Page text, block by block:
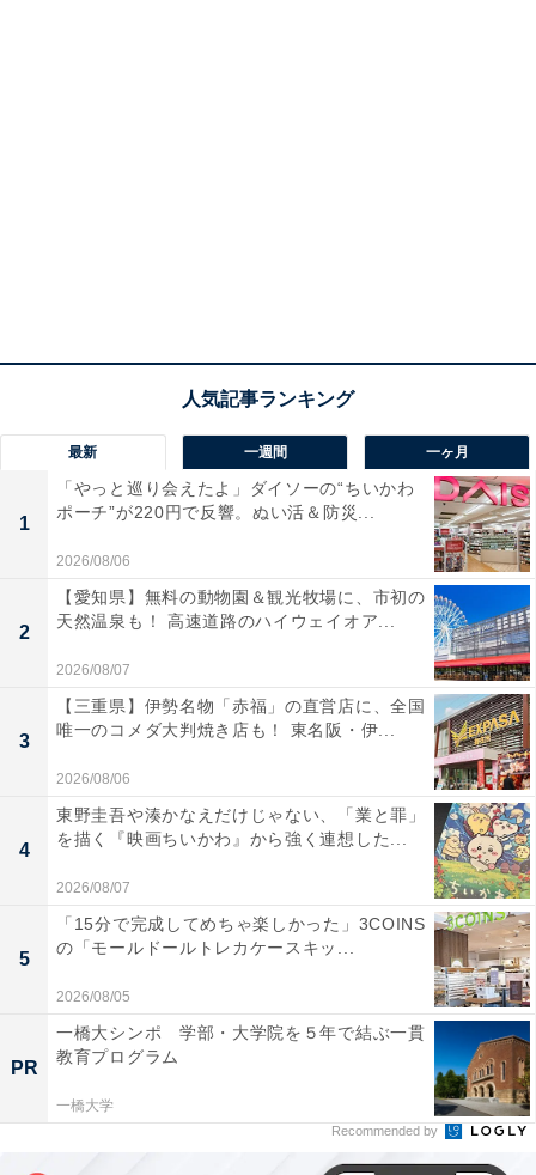
最新 一週間 一ヶ月
1
「やっと巡り会えたよ」ダイソーの“ちいかわ
ポーチ”が220円で反響。ぬい活＆防災...
2026/08/06
2
【愛知県】無料の動物園＆観光牧場に、市初の
天然温泉も！ 高速道路のハイウェイオア...
2026/08/07
3
【三重県】伊勢名物「赤福」の直営店に、全国
唯一のコメダ大判焼き店も！ 東名阪・伊...
2026/08/06
4
東野圭吾や湊かなえだけじゃない、「業と罪」
を描く『映画ちいかわ』から強く連想した...
2026/08/07
5
「15分で完成してめちゃ楽しかった」3COINS
の「モールドールトレカケースキッ...
2026/08/05
PR
一橋大シンポ 学部・大学院を５年で結ぶ一貫
教育プログラム
一橋大学
Recommended by